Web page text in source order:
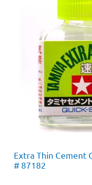
Extra Thin Cement
# 87182